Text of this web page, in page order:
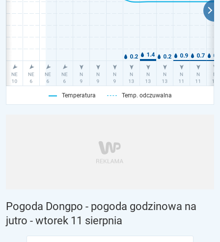
Temperatura Temp. odczuwalna
Pogoda Dongpo - pogoda godzinowa na
jutro - wtorek 11 sierpnia